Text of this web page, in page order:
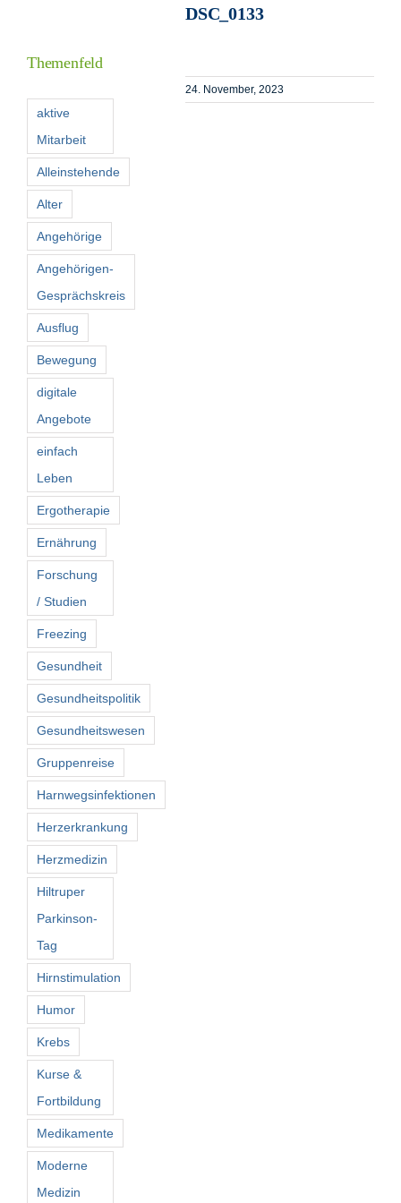
Kontakt
Suche
nach:
DSC_0133
24. November, 2023
Themenfeld
aktive
Mitarbeit
Alleinstehende
Alter
Angehörige
Angehörigen-
Gesprächskreis
Ausflug
Bewegung
digitale
Angebote
einfach
Leben
Ergotherapie
Ernährung
Forschung
/ Studien
Freezing
Gesundheit
Gesundheitspolitik
Gesundheitswesen
Gruppenreise
Harnwegsinfektionen
Herzerkrankung
Herzmedizin
Hiltruper
Parkinson-
Tag
Hirnstimulation
Humor
Krebs
Kurse &
Fortbildung
Medikamente
Moderne
Medizin